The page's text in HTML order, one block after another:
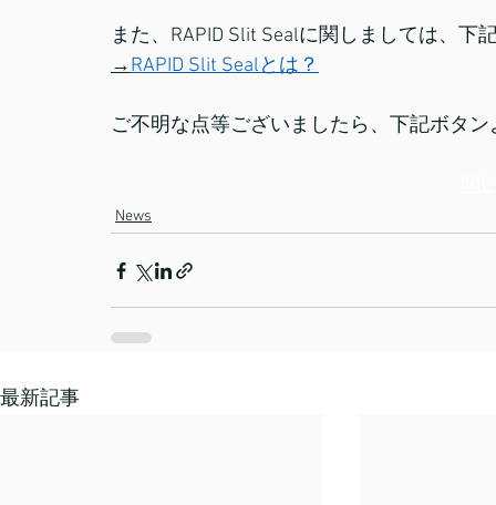
また、RAPID Slit Sealに関しましては、下
→RAPID Slit Sealとは？
ご不明な点等ございましたら、下記ボタ
News
最新記事